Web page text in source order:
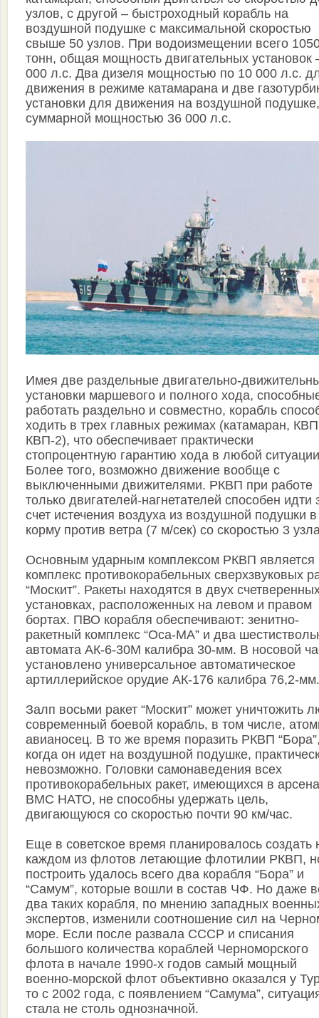
узлов, с другой – быстроходный корабль на
воздушной подушке с максимальной скоростью
свыше 50 узлов. При водоизмещении всего
тонн, общая мощность двигательных установок
000 л.с. Два дизеля мощностью по 10 000 л.с.
движения в режиме катамарана и две
установки для движения на воздушной подушке,
суммарной мощностью 36 000 л.с.
Имея две раздельные двигательно-
установки маршевого и полного хода,
работать раздельно и совместно, корабль
ходить в трех главных режимах (катамаран,
КВП-2), что обеспечивает практически
стопроцентную гарантию хода в любой
Более того, возможно движение вообще с
выключенными движителями. РКВП при работе
только двигателей-нагнетателей способен идти
счет истечения воздуха из воздушной подушки в
корму против ветра (7 м/сек) со скоростью 3
Основным ударным комплексом РКВП является
комплекс противокорабельных сверхзвуковых
“Москит”. Ракеты находятся в двух
установках, расположенных на левом и правом
бортах. ПВО корабля обеспечивают: зенитно-
ракетный комплекс “Оса-МА” и два
автомата АК-6-30М калибра 30-мм. В носовой
установлено универсальное автоматическое
артиллерийское орудие АК-176 калибра 76,2-мм.
Залп восьми ракет “Москит” может уничтожить
современный боевой корабль, в том числе,
авианосец. В то же время поразить РКВП
когда он идет на воздушной подушке,
невозможно. Головки самонаведения всех
противокорабельных ракет, имеющихся в
ВМС НАТО, не способны удержать цель,
двигающуюся со скоростью почти 90 км/час.
Еще в советское время планировалось создать
каждом из флотов летающие флотилии РКВП,
построить удалось всего два корабля “Бора” и
“Самум”, которые вошли в состав ЧФ. Но даже
два таких корабля, по мнению западных
экспертов, изменили соотношение сил на
море. Если после развала СССР и списания
большого количества кораблей Черноморского
флота в начале 1990-х годов самый мощный
военно-морской флот объективно оказался у
то с 2002 года, с появлением “Самума”,
стала не столь однозначной.